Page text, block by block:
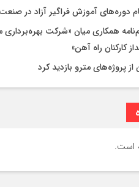
دوره‌های آموزش فراگیر آزاد در
همکاری میان «شرکت
کارکنان راه آهن»
از پروژه‌های مترو بازدید کرد
است.